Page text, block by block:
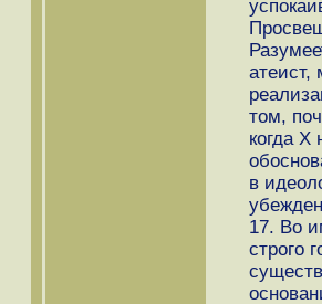
атеист,
том,
когда Х
в
17. Во
строго